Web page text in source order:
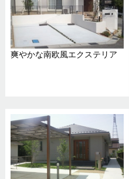
爽やかな南欧風エクステリア